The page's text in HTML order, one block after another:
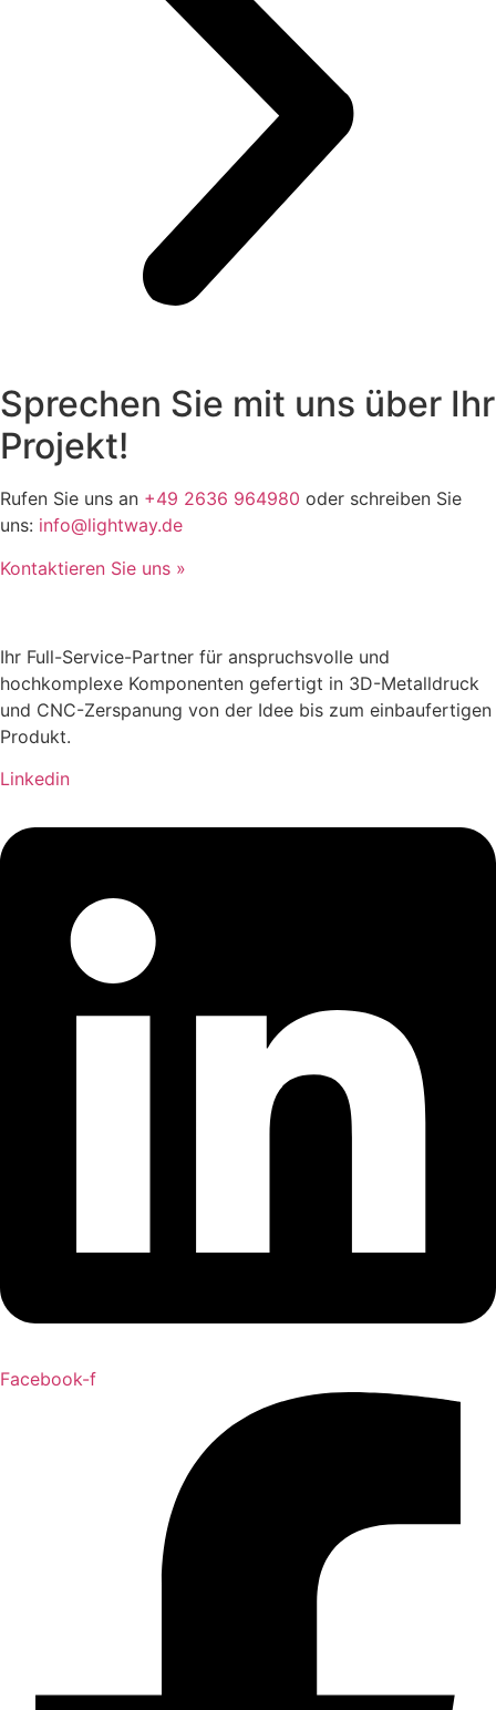
Sprechen Sie mit uns über Ihr
Projekt!
Rufen Sie uns an +49 2636 964980 oder schreiben Sie
uns: info@lightway.de
Kontaktieren Sie uns »
Ihr Full-Service-Partner für anspruchsvolle und
hochkomplexe Komponenten gefertigt in 3D-Metalldruck
und CNC-Zerspanung von der Idee bis zum einbaufertigen
Produkt.
Linkedin
Facebook-f